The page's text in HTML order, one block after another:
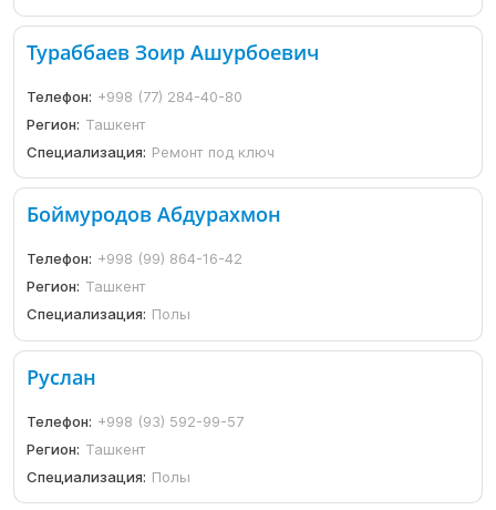
Тураббаев Зоир Ашурбоевич
Телефон: +998 (77) 284-40-80
Регион: Ташкент
Специализация: Ремонт под ключ
Боймуродов Абдурахмон
Телефон: +998 (99) 864-16-42
Регион: Ташкент
Специализация: Полы
Руслан
Телефон: +998 (93) 592-99-57
Регион: Ташкент
Специализация: Полы